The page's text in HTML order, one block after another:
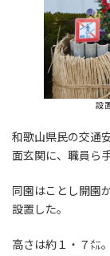
設
和歌山県民の交通
面玄関に、職員ら
同園はことし開園
設置した。
高さは約１・７㍍